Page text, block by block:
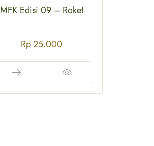
MFK Edisi 09 – Roket
Rp25.000